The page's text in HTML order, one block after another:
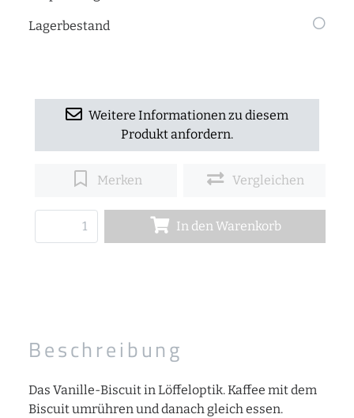
Lagerbestand
Weitere Informationen zu diesem
Produkt anfordern.
Merken Vergleichen
In den Warenkorb
Beschreibung
Das Vanille-Biscuit in Löffeloptik. Kaffee mit dem
Biscuit umrühren und danach gleich essen.